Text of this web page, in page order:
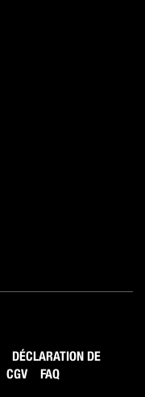
DÉCLARATION DE
CGV FAQ